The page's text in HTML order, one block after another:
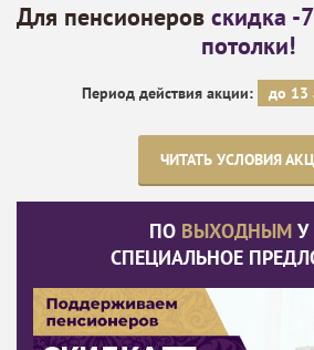
Для пенсионеров скидка -
потолки!
Период действия акции: до 13
ЧИТАТЬ УСЛОВИЯ
ПО ВЫХОДНЫМУ
СПЕЦИАЛЬНОЕ